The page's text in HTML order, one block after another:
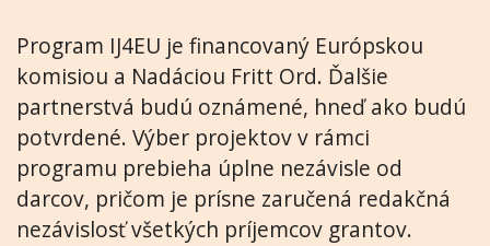
Program IJ4EU je financovaný Európskou
komisiou a Nadáciou Fritt Ord. Ďalšie
partnerstvá budú oznámené, hneď ako budú
potvrdené. Výber projektov v rámci
programu prebieha úplne nezávisle od
darcov, pričom je prísne zaručená redakčná
nezávislosť všetkých príjemcov grantov.